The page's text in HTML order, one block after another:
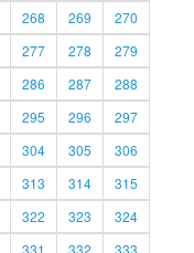
268 269
270
277 278
279
286 287
288
295 296
297
304 305
306
313 314
315
322 323
324
331 332 333